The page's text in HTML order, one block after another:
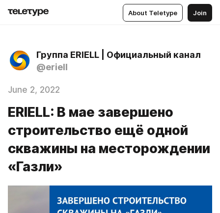
About Teletype Join
Группа ERIELL | Официальный канал
@eriell
June 2, 2022
ERIELL: В мае завершено
строительство ещё одной
скважины на месторождении
«Газли»